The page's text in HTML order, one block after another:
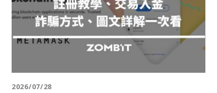
2026/07/28